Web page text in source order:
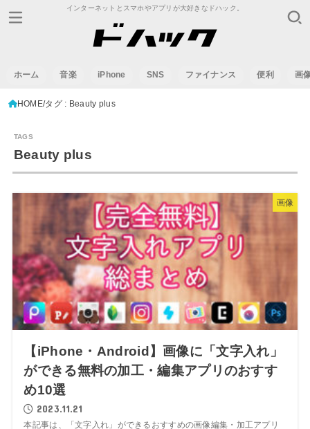
インターネットとスマホやアプリが大好きなドハック。
ホーム 音楽 iPhone SNS ファイナンス 便利 画
HOME タグ : Beauty plus
Beauty plus
画像
【iPhone・Android】画像に「文字入れ」
ができる無料の加工・編集アプリのおすす
め10選
2023.11.21
本記事は、「文字入れ」ができるおすすめの画像編集・加工アプリ